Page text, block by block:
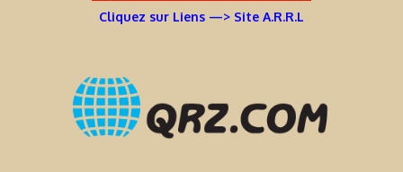
Cliquez sur Liens —> Site A.R.R.L